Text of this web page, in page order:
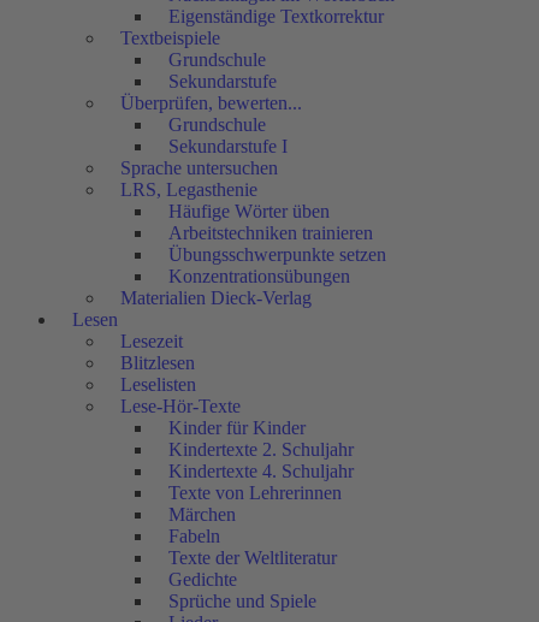
Eigenständige Textkorrektur
Textbeispiele
Grundschule
Sekundarstufe
Überprüfen, bewerten...
Grundschule
Sekundarstufe I
Sprache untersuchen
LRS, Legasthenie
Häufige Wörter üben
Arbeitstechniken trainieren
Übungsschwerpunkte setzen
Konzentrationsübungen
Materialien Dieck-Verlag
Lesen
Lesezeit
Blitzlesen
Leselisten
Lese-Hör-Texte
Kinder für Kinder
Kindertexte 2. Schuljahr
Kindertexte 4. Schuljahr
Texte von Lehrerinnen
Märchen
Fabeln
Texte der Weltliteratur
Gedichte
Sprüche und Spiele